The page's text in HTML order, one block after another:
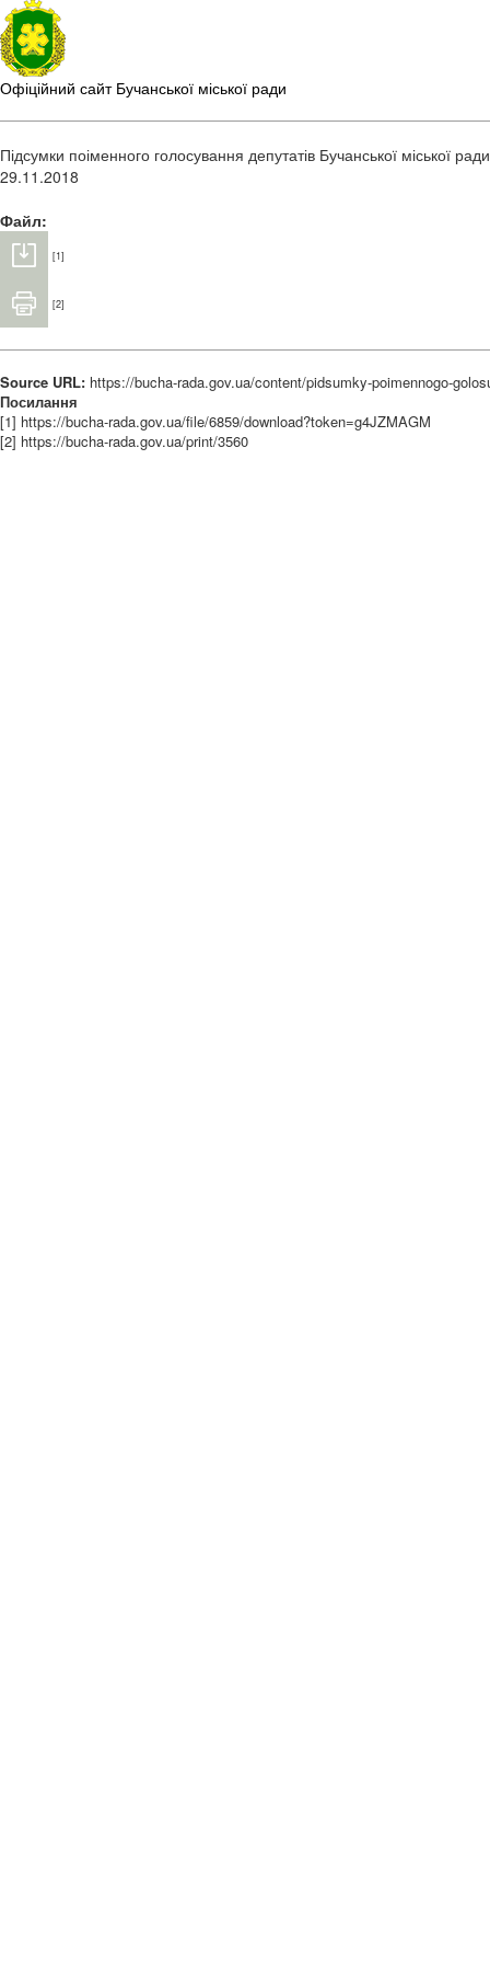
Офіційний сайт Бучанської міської ради
Підсумки поіменного голосування депутатів Бучанської міської
29.11.2018
Файл:
[1]
[2]
Source URL: https://bucha-rada.gov.ua/content/pidsumky-poimennogo-
Посилання
[1] https://bucha-rada.gov.ua/file/6859/download?token=g4JZMAGM
[2] https://bucha-rada.gov.ua/print/3560